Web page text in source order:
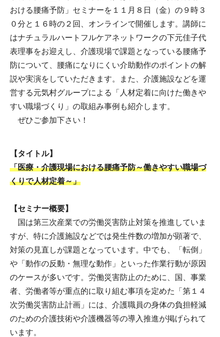
おける腰痛予防」セミナーを１１月８日（金）の９時３
０分と１６時の２回、オンラインで開催します。講師に
はナチュラルハートフルケアネットワークの下元佳子代
表理事をお迎えし、介護現場で課題となっている腰痛予
防について、腰痛になりにくい介助動作のポイントの解
説や実演をしていただきます。また、介護施設などを運
営する元気村グループによる「人材定着に向けた働きや
すい職場づくり」の取組み事例も紹介します。
ぜひご参加下さい！
【タイトル】
「医療・介護現場における腰痛予防～働きやすい職場づ
くりで人材定着～」
【セミナー概要】
国は第三次産業での労働災害防止対策を推進していま
すが、特に介護施設などでは発生件数の増加が顕著で、
対策の見直しが課題となっています。中でも、「転倒」
や「動作の反動・無理な動作」といった作業行動が原因
のケースが多いです。労働災害防止のために、国、事業
者、労働者等が重点的に取り組む事項を定めた「第１４
次労働災害防止計画」には、介護職員の身体の負担軽減
のための介護技術や介護機器等の導入推進が掲げられて
います。